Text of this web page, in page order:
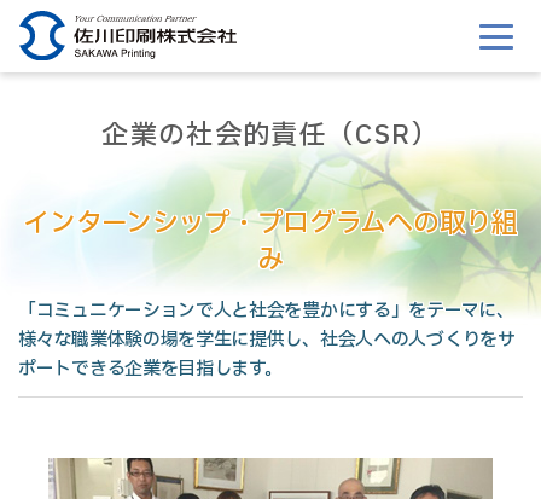
このページの本文へ移動
企業の社会的責任（CSR）
インターンシップ・プログラムへの取り組
み
「コミュニケーションで人と社会を豊かにする」をテーマに、
様々な職業体験の場を学生に提供し、社会人への人づくりをサ
ポートできる企業を目指します。